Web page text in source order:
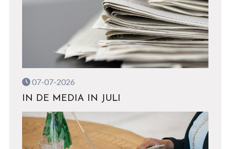
07-07-2026
IN DE MEDIA IN JULI